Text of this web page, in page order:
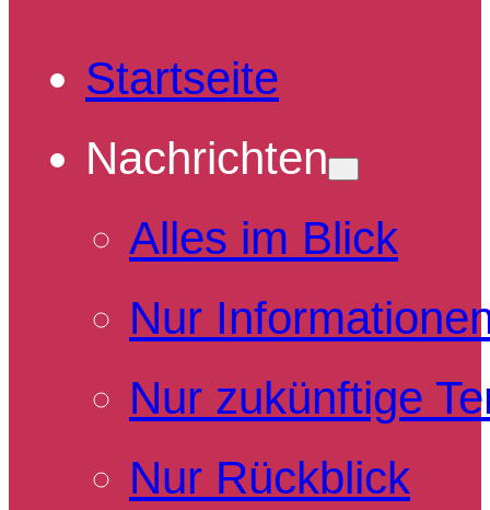
Startseite
Nachrichten
Alles im Blick
Nur
Nur zukünftige
Nur Rückblick